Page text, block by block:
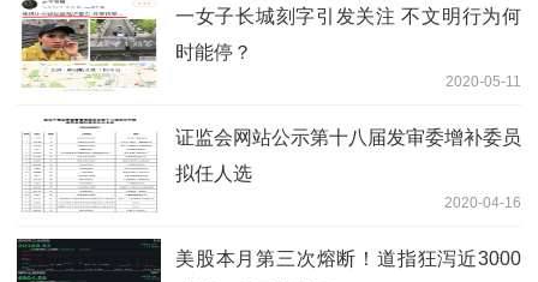
一女子长城刻字引发关注 不文明行为何
时能停？
2020-05-11
证监会网站公示第十八届发审委增补委员
拟任人选
2020-04-16
美股本月第三次熔断！道指狂泻近3000